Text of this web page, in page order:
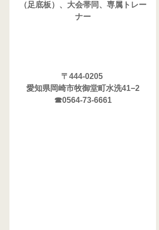
（足底板）、大会帯同、専属トレー
ナー
〒444-0205
愛知県岡崎市牧御堂町水洗41−2
☎0564-73-6661